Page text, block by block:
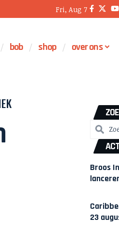
Fri, Aug 7
bob shop over ons
Broos
23